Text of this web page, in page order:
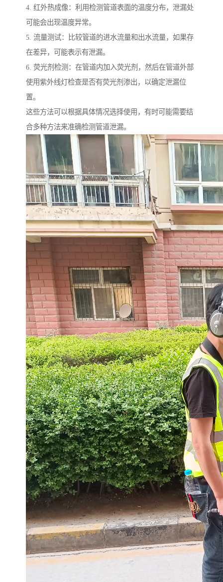
4. 红外热成像：利用检测管道表面的温度分布，泄漏处
可能会出现温度异常。
5. 流量测试：比较管道的进水流量和出水流量，如果存
在差异，可能表示有泄漏。
6. 荧光剂检测：在管道内加入荧光剂，然后在管道外部
使用紫外线灯检查是否有荧光剂渗出，以确定泄漏位
置。
这些方法可以根据具体情况选择使用，有时可能需要结
合多种方法来准确检测管道泄漏。